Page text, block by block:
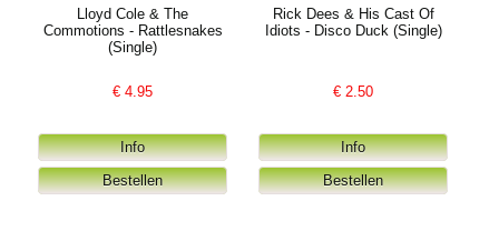
Lloyd Cole & The
Commotions - Rattlesnakes
(Single)
€4.95
Rick Dees & His Cast Of
Idiots - Disco Duck (Single)
€ 2.50